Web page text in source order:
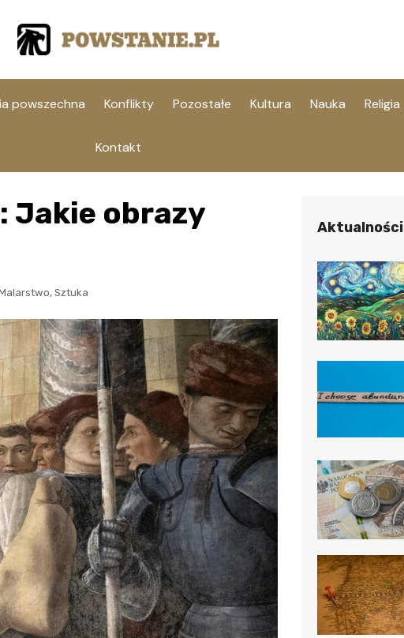
powszechna Konflikty Pozostałe Kultura Nauka Religia
Kontakt
Jakie obrazy
, Sztuka
Aktualności